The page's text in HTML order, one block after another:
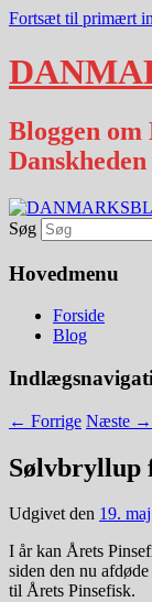
Fortsæt til primært
Bloggen om
Danskheden
Søg
Hovedmenu
Forside
Blog
← Forrige Næste →
Sølvbryllup
Udgivet den 19.
I år kan Årets
siden den nu
til Årets Pinsefisk.